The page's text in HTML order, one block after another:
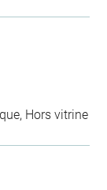
Hors vitrine